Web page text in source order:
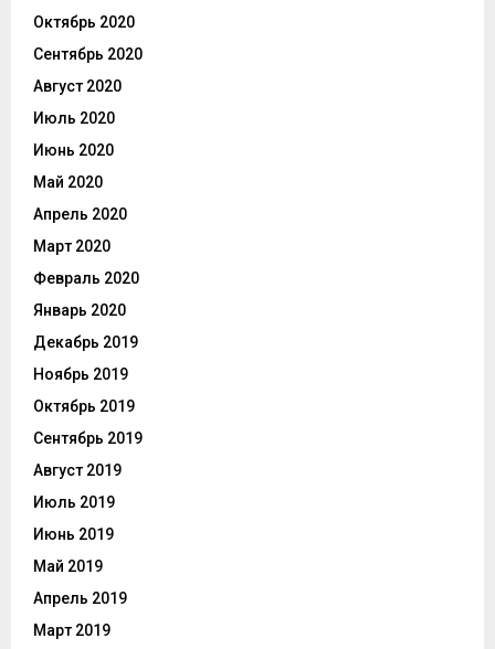
Октябрь 2020
Сентябрь 2020
Август 2020
Июль 2020
Июнь 2020
Май 2020
Апрель 2020
Март 2020
Февраль 2020
Январь 2020
Декабрь 2019
Ноябрь 2019
Октябрь 2019
Сентябрь 2019
Август 2019
Июль 2019
Июнь 2019
Май 2019
Апрель 2019
Март 2019